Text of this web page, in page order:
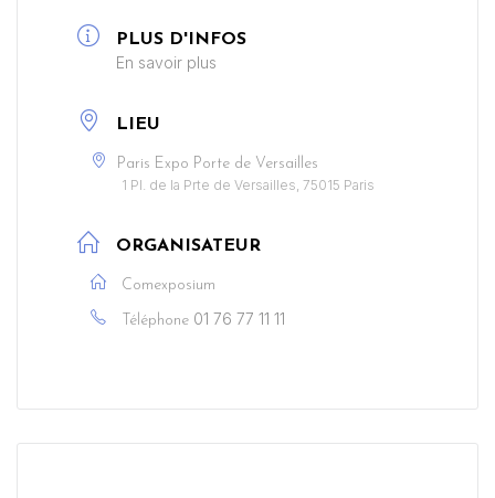
PLUS D'INFOS
En savoir plus
LIEU
Paris Expo Porte de Versailles
1 Pl. de la Prte de Versailles, 75015 Paris
ORGANISATEUR
Comexposium
Téléphone 01 76 77 11 11